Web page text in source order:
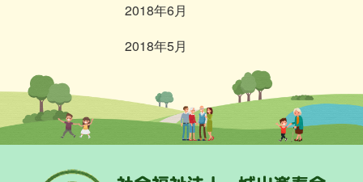
2018年6月
2018年5月